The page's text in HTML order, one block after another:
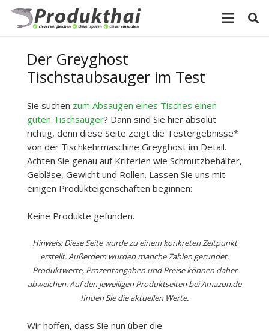
Der Greyghost
Tischstaubsauger im Test
Sie suchen zum Absaugen eines Tisches einen
guten Tischsauger? Dann sind Sie hier absolut
richtig, denn diese Seite zeigt die Testergebnisse*
von der Tischkehrmaschine Greyghost im Detail.
Achten Sie genau auf Kriterien wie Schmutzbehälter,
Gebläse, Gewicht und Rollen. Lassen Sie uns mit
einigen Produkteigenschaften beginnen:
Keine Produkte gefunden.
Hinweis: Diese Seite wurde zu einem konkreten Zeitpunkt
erstellt. Außerdem wurden manche Zahlen gerundet.
Produktwerte, Prozentangaben und Preise können daher
abweichen. Auf den jeweiligen Produktseiten bei Amazon.de
finden Sie die aktuellen Werte.
Wir hoffen, dass Sie nun über die